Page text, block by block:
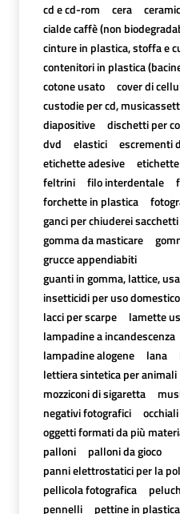
cd e cd-rom
cera
cialde caffè (non
cinture in plastica, stoffa e
contenitori in plastica
cotone usato
cover di
custodie per cd,
diapositive
dischetti per
dvd
elastici
escrementi
etichette adesive
feltrini
filo interdentale
forchette in plastica
ganci per chiuderei sacchetti
gomma da masticare
grucce appendiabiti
guanti in gomma, lattice,
insetticidi per uso
lacci per scarpe
lamette
lampadine a incandescenza
lampadine alogene
lana
lettiera sintetica per animali
mozziconi di sigaretta
negativi fotografici
occhiali
oggetti formati da più
palloni
palloni da gioco
panni elettrostatici per la
pellicola fotografica
pennelli
pettine in plastica